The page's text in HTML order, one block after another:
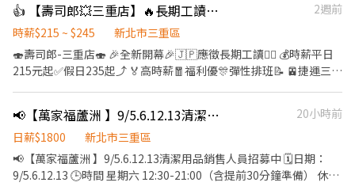
定工作的你加入我們！ 快速詢問職缺加賴🌟
https://lin.ee/pYnTA8M 🌟 連絡電話☎️0909920285☎️ 找 Ada🙋‍♀ 加
入後留下姓名 + 電話 + 截圖職缺🤩
用補助 ▪薪資照舊計算 ⭕招募條件 ▪職前教育訓練，歡迎無經驗
者加入!! ▪歡迎二度就業、學生實習、長期打工、短期工讀 ▪彈性
排班：09:00~00:00（每日至少排班4小時，請於面試時與主管確認
班表） ⭕工作內容（在職教育訓練完善，無經驗者OK） ▪外場 帶
存盤點 等 ⭕獎金福利 ▪生日禮券 ▪員工用餐優惠 ▪年度健檢及津
貼 ▪一年4次考核及調薪機會 ▪加班費5分鐘為單位計算 ▪不定期
活動競賽獎金、時數達成獎金 ▪介紹親朋好友入職，期滿可獲得
3,000~10,000元獎金 ⭕企業魅力 ▪加班費為5分鐘為單位計算，重
視員工的辛勤付出。 ▪實力主義不論年資，且制度完善、升遷調薪
👍 【壽司郎💥三重店】🔥長期工讀💰時薪 平日215元 假日235元 🎉學生打工
2週前
時薪$215 ~ $245
新北市三重區
🍣壽司郎-三重店🍣 🎉全新開幕🎉🇯🇵應徵長期工讀🙆‍♀️ 💰時薪平日
215元起✅️假日235起⤴️ 🏅高時薪🧧福利優🎊彈性排班📝 🚈捷運三重
學打工、假日兼職、二度就業、外籍學生、實習簽約。 ✅️彈性排
班：08:30~23:00(請於面試時與店長確認班表) ✅️不管是平日早班、
週末假日班、放學後打烊班皆有職缺，歡迎直接投遞履歷！ ⭕工作
內容 ▪外場🎈 帶客入座→介紹、服務→飲料提供→餐具清洗→桌邊
結帳→收銀結帳......等。 ▪內場🍣 商品進貨、準備、整理→餐點製作
📢【萬家福蘆洲 】9/5.6.12.13清潔用品銷售人員招募
20小時前
日薪$1800
新北市三重區
📢【萬家福蘆洲 】9/5.6.12.13清潔用品銷售人員招募中 🗓日期：
9/5.6.12.13 🕒時間 星期六 12:30-21:00（含提前30分鐘準備） 休息